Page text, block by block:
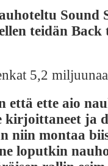
Sound
teidän
5,2
että ette aio
ja
niin montaa
loputkin